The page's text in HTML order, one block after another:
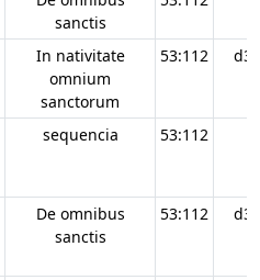
sanctis
In nativitate
omnium
sanctorum
53:112 d34
sequencia 53:112
De omnibus
sanctis
53:112 d34